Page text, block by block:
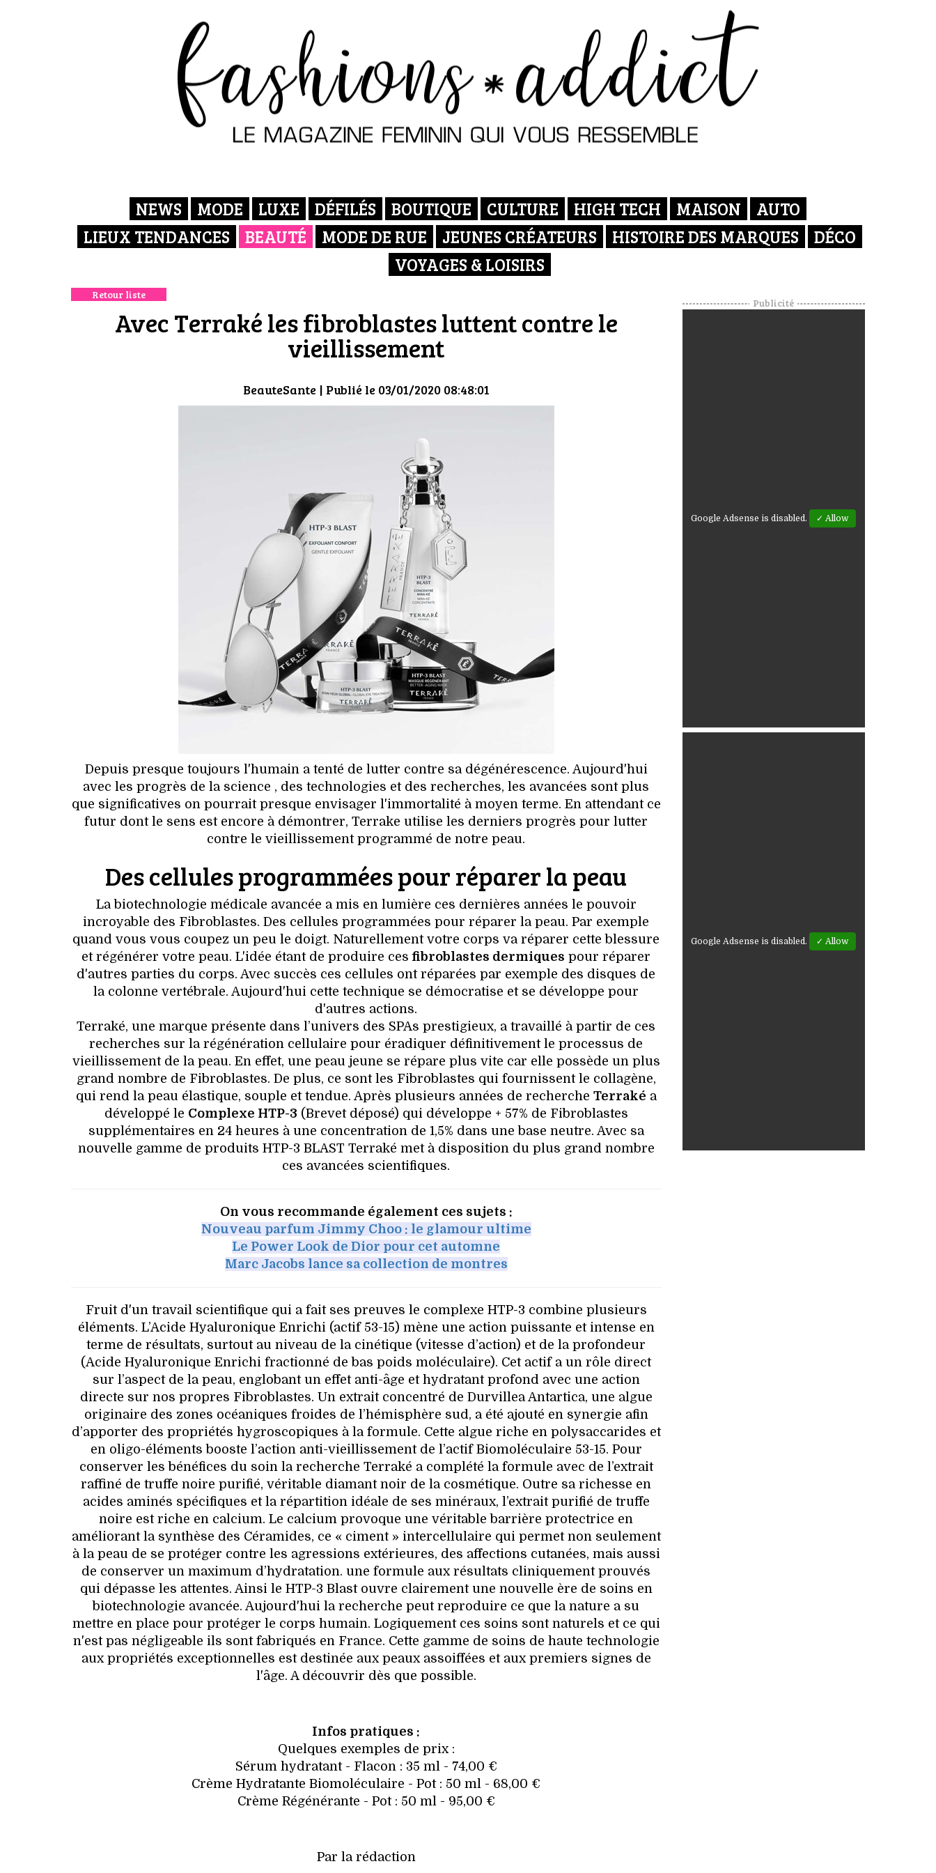
NEWS MODE LUXE DÉFILÉS BOUTIQUE CULTURE HIGH TECH MAISON
AUTO
LIEUX TENDANCES
BEAUTÉ MODE DE RUE JEUNES CRÉATEURS HISTOIRE DES MARQUES
DÉCO
VOYAGES & LOISIRS
Retour liste
Avec Terraké les fibroblastes luttent contre le
vieillissement
BeauteSante| Publié le 03/01/2020 08:48:01
Depuis presque toujours l'humain a tenté de lutter contre sa dégénérescence. Aujourd'hui
avec les progrès de la science , des technologies et des recherches, les avancées sont plus
que significatives on pourrait presque envisager l'immortalité à moyen terme. En attendant ce
futur dont le sens est encore à démontrer, Terrake utilise les derniers progrès pour lutter
contre le vieillissement programmé de notre peau.
Des cellules programmées pour réparer la peau
La biotechnologie médicale avancée a mis en lumière ces dernières années le pouvoir
incroyable des Fibroblastes. Des cellules programmées pour réparer la peau. Par exemple
quand vous vous coupez un peu le doigt. Naturellement votre corps va réparer cette blessure
et régénérer votre peau. L'idée étant de produire ces fibroblastes dermiques pour réparer
d'autres parties du corps. Avec succès ces cellules ont réparées par exemple des disques de
la colonne vertébrale. Aujourd'hui cette technique se démocratise et se développe pour
d'autres actions.
Terraké, une marque présente dans l’univers des SPAs prestigieux, a travaillé à partir de ces
recherches sur la régénération cellulaire pour éradiquer définitivement le processus de
vieillissement de la peau. En effet, une peau jeune se répare plus vite car elle possède un plus
grand nombre de Fibroblastes. De plus, ce sont les Fibroblastes qui fournissent le collagène,
qui rend la peau élastique, souple et tendue. Après plusieurs années de recherche Terraké a
développé le Complexe HTP-3 (Brevet déposé) qui développe + 57% de Fibroblastes
supplémentaires en 24 heures à une concentration de 1,5% dans une base neutre. Avec sa
nouvelle gamme de produits HTP-3 BLAST Terraké met à disposition du plus grand nombre
ces avancées scientifiques.
On vous recommande également ces sujets :
Nouveau parfum Jimmy Choo : le glamour ultime
Le Power Look de Dior pour cet automne
Marc Jacobs lance sa collection de montres
Fruit d'un travail scientifique qui a fait ses preuves le complexe HTP-3 combine plusieurs
éléments. L’Acide Hyaluronique Enrichi (actif 53-15) mène une action puissante et intense en
terme de résultats, surtout au niveau de la cinétique (vitesse d’action) et de la profondeur
(Acide Hyaluronique Enrichi fractionné de bas poids moléculaire). Cet actif a un rôle direct
sur l’aspect de la peau, englobant un effet anti-âge et hydratant profond avec une action
directe sur nos propres Fibroblastes. Un extrait concentré de Durvillea Antartica, une algue
originaire des zones océaniques froides de l’hémisphère sud, a été ajouté en synergie afin
d’apporter des propriétés hygroscopiques à la formule. Cette algue riche en polysaccarides et
en oligo-éléments booste l’action anti-vieillissement de l’actif Biomoléculaire 53-15. Pour
conserver les bénéfices du soin la recherche Terraké a complété la formule avec de l’extrait
raffiné de truffe noire purifié, véritable diamant noir de la cosmétique. Outre sa richesse en
acides aminés spécifiques et la répartition idéale de ses minéraux, l’extrait purifié de truffe
noire est riche en calcium. Le calcium provoque une véritable barrière protectrice en
améliorant la synthèse des Céramides, ce « ciment » intercellulaire qui permet non seulement
à la peau de se protéger contre les agressions extérieures, des affections cutanées, mais aussi
de conserver un maximum d’hydratation. une formule aux résultats cliniquement prouvés
qui dépasse les attentes. Ainsi le HTP-3 Blast ouvre clairement une nouvelle ère de soins en
biotechnologie avancée. Aujourd'hui la recherche peut reproduire ce que la nature a su
mettre en place pour protéger le corps humain. Logiquement ces soins sont naturels et ce qui
n'est pas négligeable ils sont fabriqués en France. Cette gamme de soins de haute technologie
aux propriétés exceptionnelles est destinée aux peaux assoiffées et aux premiers signes de
l'âge. A découvrir dès que possible.
Infos pratiques :
Quelques exemples de prix :
Sérum hydratant - Flacon : 35 ml - 74,00 €
Crème Hydratante Biomoléculaire - Pot : 50 ml - 68,00 €
Crème Régénérante - Pot : 50 ml - 95,00 €
Par la rédaction
Publicité
Google Adsense is disabled. ✓ Allow
Google Adsense is disabled. ✓ Allow